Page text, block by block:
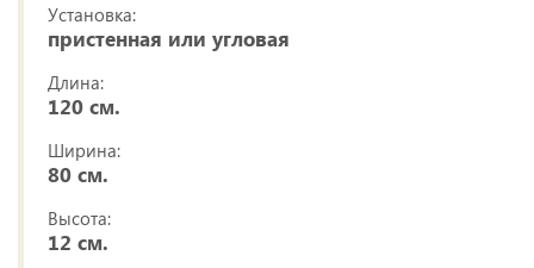
Установка:
пристенная или угловая
Длина:
120 см.
Ширина:
80 см.
Высота:
12 см.